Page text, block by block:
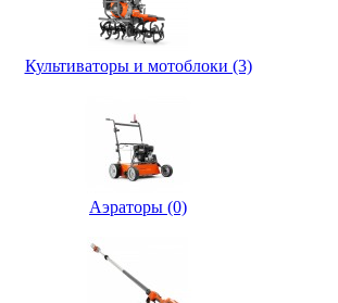
Культиваторы и мотоблоки (3)
Аэраторы (0)